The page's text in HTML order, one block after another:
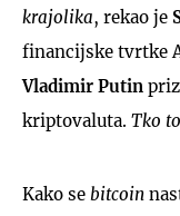
krajolika, rekao je
financijske tvrtke
Vladimir Putin
kriptovaluta. Tko
Kako se bitcoin